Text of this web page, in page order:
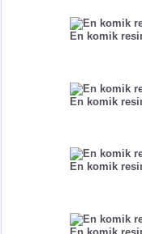
En komik
En komik
En komik